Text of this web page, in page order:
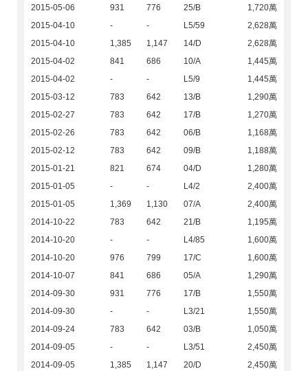
2015-05-06
931 776 25/B
1,720萬
2015-04-10
- - L5/59
2,628萬
2015-04-10
1,385 1,147 14/D
2,628萬
2015-04-02
841 686 10/A
1,445萬
2015-04-02
- - L5/9
1,445萬
2015-03-12
783 642 13/B
1,290萬
2015-02-27
783 642 17/B
1,270萬
2015-02-26
783 642 06/B
1,168萬
2015-02-12
783 642 09/B
1,188萬
2015-01-21
821 674 04/D
1,280萬
2015-01-05
- - L4/2
2,400萬
2015-01-05
1,369 1,130 07/A
2,400萬
2014-10-22
783 642 21/B
1,195萬
2014-10-20
- - L4/85
1,600萬
2014-10-20
976 799 17/C
1,600萬
2014-10-07
841 686 05/A
1,290萬
2014-09-30
931 776 17/B
1,550萬
2014-09-30
- - L3/21
1,550萬
2014-09-24
783 642 03/B
1,050萬
2014-09-05
- - L3/51
2,450萬
2014-09-05
1,385 1,147 20/D
2,450萬